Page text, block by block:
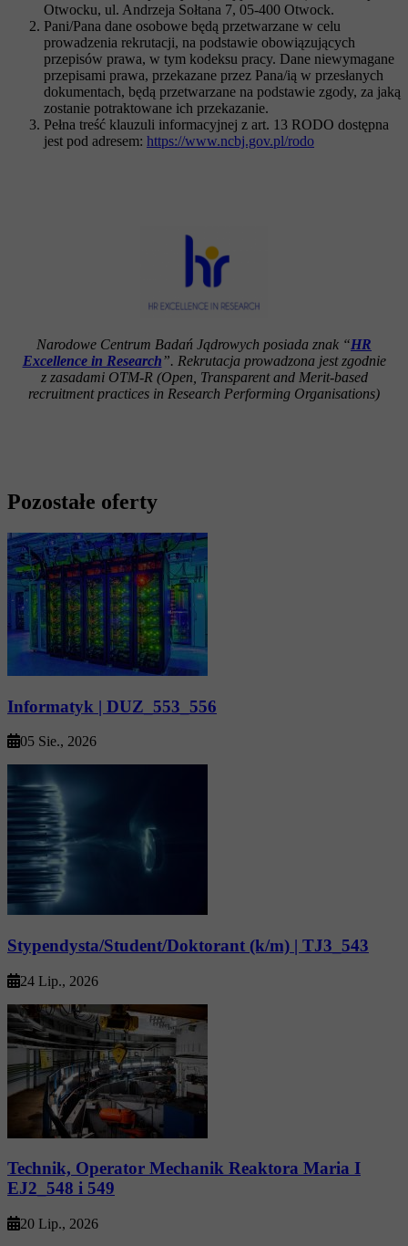
Otwocku, ul. Andrzeja Sołtana 7, 05-400 Otwock.
Pani/Pana dane osobowe będą przetwarzane w celu
prowadzenia rekrutacji, na podstawie obowiązujących
przepisów prawa, w tym kodeksu pracy. Dane niewymagane
przepisami prawa, przekazane przez Pana/ią w przesłanych
dokumentach, będą przetwarzane na podstawie zgody, za jaką
zostanie potraktowane ich przekazanie.
Pełna treść klauzuli informacyjnej z art. 13 RODO dostępna
jest pod adresem: https://www.ncbj.gov.pl/rodo
Narodowe Centrum Badań Jądrowych posiada znak “HR
Excellence in Research”. Rekrutacja prowadzona jest zgodnie
z zasadami OTM-R (Open, Transparent and Merit-based
recruitment practices in Research Performing Organisations)
Pozostałe oferty
Informatyk | DUZ_553_556
05 Sie., 2026
Stypendysta/Student/Doktorant (k/m) | TJ3_543
24 Lip., 2026
Technik, Operator Mechanik Reaktora Maria I
EJ2_548 i 549
20 Lip., 2026